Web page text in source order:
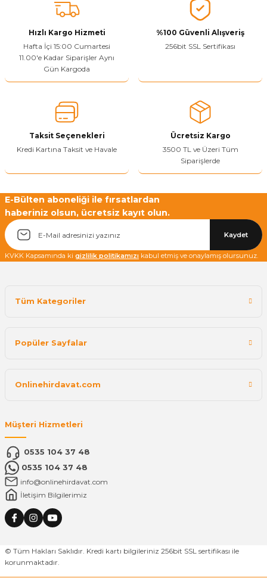
Bu ürüne benzer farklı alternatifler olmalı.
Hızlı Kargo Hizmeti
Hafta İçi 15:00 Cumartesi
11.00'e Kadar Siparişler Aynı
Gün Kargoda
%100 Güvenli Alışveriş
256bit SSL Sertifikası
Taksit Seçenekleri
Kredi Kartına Taksit ve Havale
Ücretsiz Kargo
3500 TL ve Üzeri Tüm
Siparişlerde
E-Bülten aboneliği ile fırsatlardan
haberiniz olsun, ücretsiz kayıt olun.
Kaydet
KVKK Kapsamında ki gizlilik politikamızı kabul etmiş ve onaylamış olursunuz.
Tüm Kategoriler
Popüler Sayfalar
Onlinehirdavat.com
Müşteri Hizmetleri
0535 104 37 48
0535 104 37 48
info@onlinehirdavat.com
İletişim Bilgilerimiz
© Tüm Hakları Saklıdır. Kredi kartı bilgileriniz 256bit SSL sertifikası ile
korunmaktadır.